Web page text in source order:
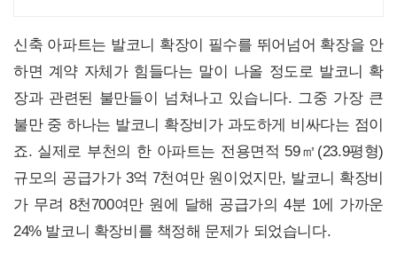
신축 아파트는 발코니 확장이 필수를 뛰어넘어 확장을 안
하면 계약 자체가 힘들다는 말이 나올 정도로 발코니 확
장과 관련된 불만들이 넘쳐나고 있습니다. 그중 가장 큰
불만 중 하나는 발코니 확장비가 과도하게 비싸다는 점이
죠. 실제로 부천의 한 아파트는 전용면적 59㎡(23.9평형)
규모의 공급가가 3억 7천여만 원이었지만, 발코니 확장비
가 무려 8천700여만 원에 달해 공급가의 4분 1에 가까운
24% 발코니 확장비를 책정해 문제가 되었습니다.